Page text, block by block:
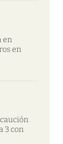
en
en
3 con